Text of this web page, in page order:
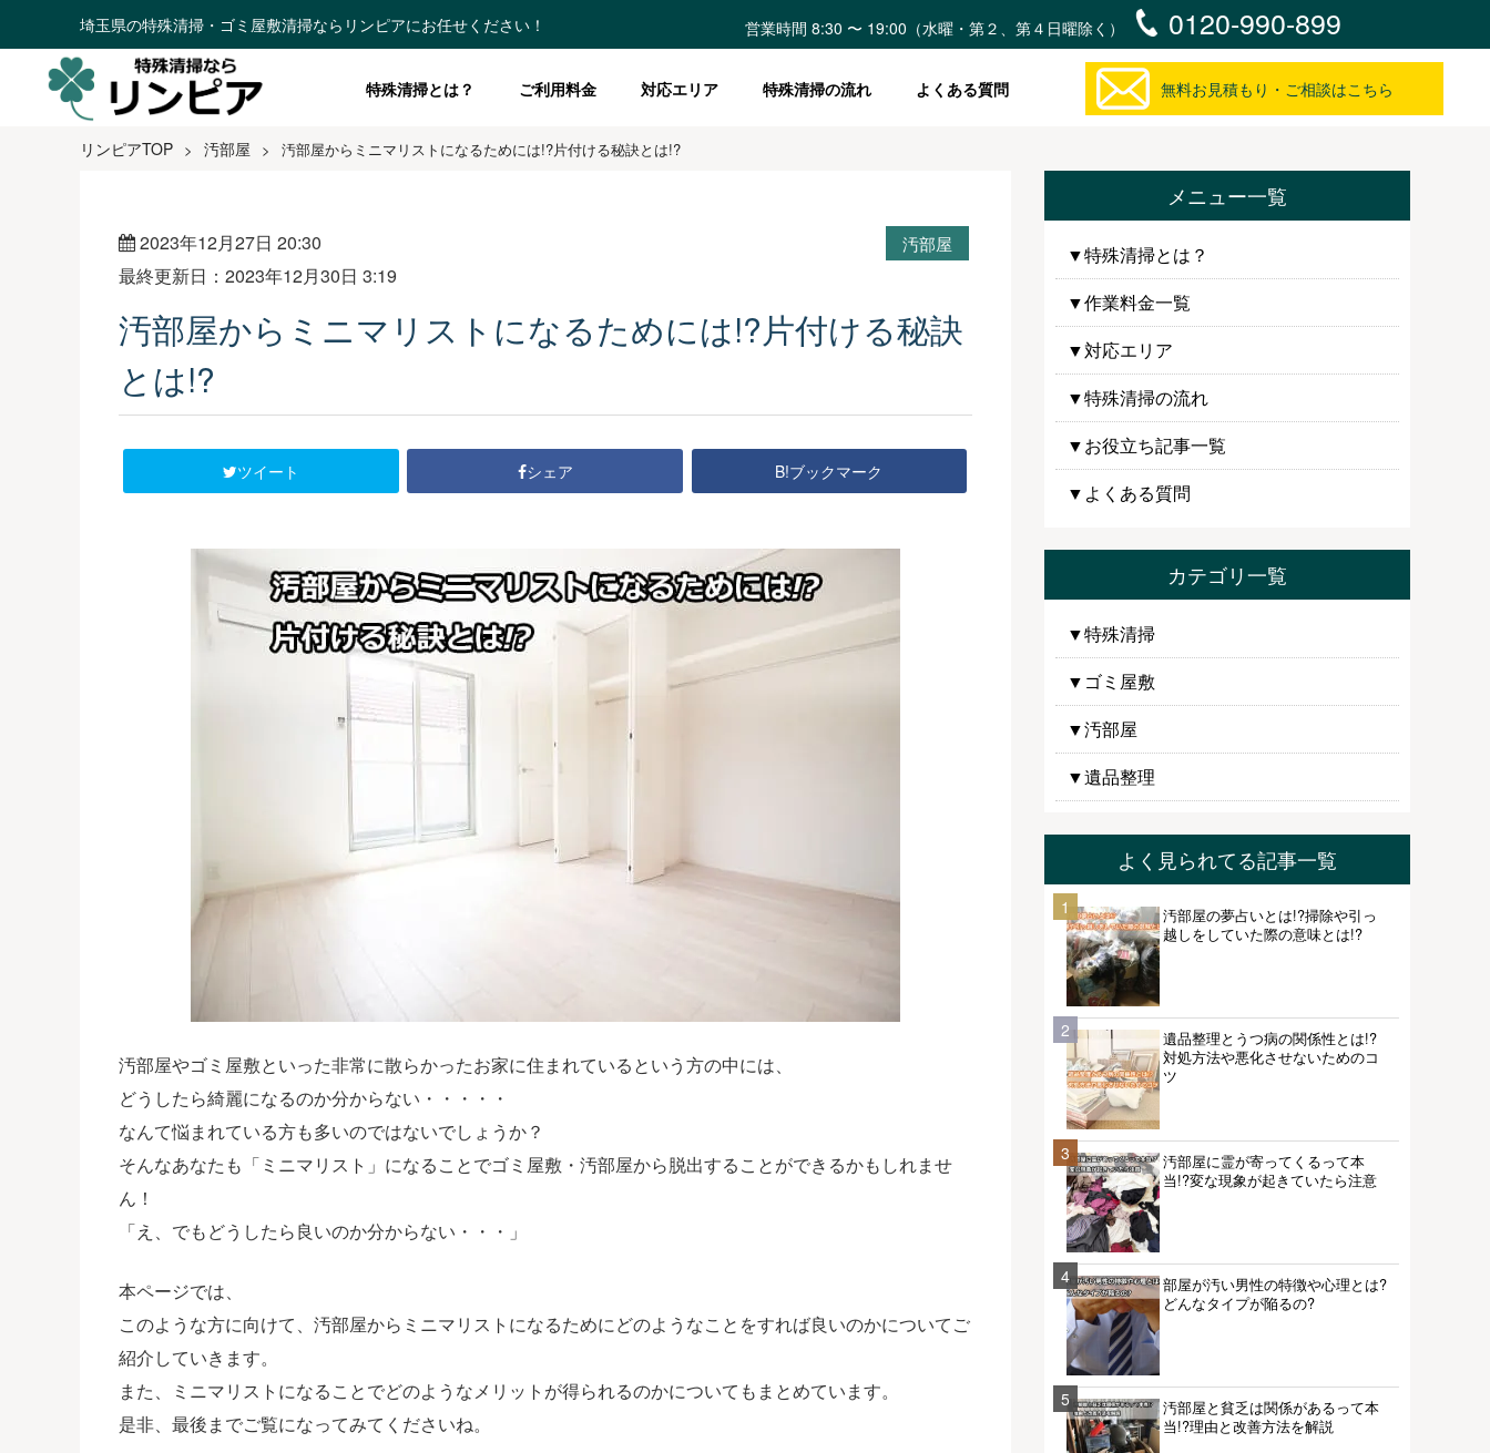
埼玉県の特殊清掃・ゴミ屋敷清掃ならリンピアにお任せください！ 営業時間 8:30 〜 19:00（水曜・第２、第４日曜除く） 0120-990-899
特殊清掃とは？ ご利用料金 対応エリア 特殊清掃の流れ よくある質問 無料お見積もり・ご相談はこちら
リンピアTOP > 汚部屋 > 汚部屋からミニマリストになるためには!?片付ける秘訣とは!?
2023年12月27日 20:30
最終更新日：2023年12月30日 3:19
汚部屋
汚部屋からミニマリストになるためには!?片付ける秘訣
とは!?
ツイート シェア B!ブックマーク
汚部屋やゴミ屋敷といった非常に散らかったお家に住まれているという方の中には、
どうしたら綺麗になるのか分からない・・・・・
なんて悩まれている方も多いのではないでしょうか？
そんなあなたも「ミニマリスト」になることでゴミ屋敷・汚部屋から脱出することができるかもしれませ
ん！
「え、でもどうしたら良いのか分からない・・・」
本ページでは、
このような方に向けて、汚部屋からミニマリストになるためにどのようなことをすれば良いのかについてご
紹介していきます。
また、ミニマリストになることでどのようなメリットが得られるのかについてもまとめています。
是非、最後までご覧になってみてくださいね。
メニュー一覧
▼特殊清掃とは？
▼作業料金一覧
▼対応エリア
▼特殊清掃の流れ
▼お役立ち記事一覧
▼よくある質問
カテゴリ一覧
▼特殊清掃
▼ゴミ屋敷
▼汚部屋
▼遺品整理
よく見られてる記事一覧
1
汚部屋の夢占いとは!?掃除や引っ
越しをしていた際の意味とは!?
2
遺品整理とうつ病の関係性とは!?
対処方法や悪化させないためのコ
ツ
3
汚部屋に霊が寄ってくるって本
当!?変な現象が起きていたら注意
4
部屋が汚い男性の特徴や心理とは?
どんなタイプが陥るの?
5
汚部屋と貧乏は関係があるって本
当!?理由と改善方法を解説